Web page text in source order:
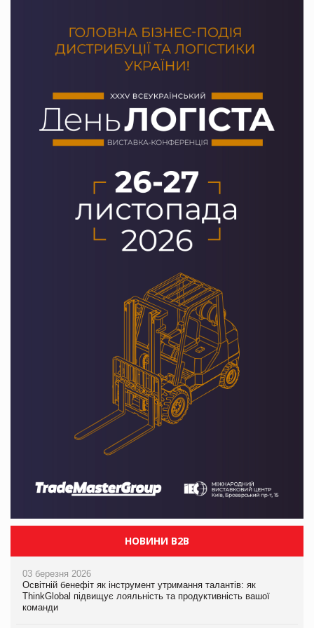
НОВИНИ B2B
03 березня 2026
Освітній бенефіт як інструмент утримання талантів: як
ThinkGlobal підвищує лояльність та продуктивність вашої
команди